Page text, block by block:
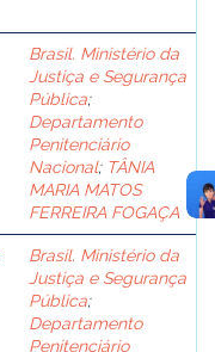
Brasil. Ministério da
Justiça e Segurança
Pública;
Departamento
Penitenciário
Nacional; TÂNIA
MARIA MATOS
FERREIRA FOGAÇA
Brasil. Ministério da
Justiça e Segurança
Pública;
Departamento
Penitenciário